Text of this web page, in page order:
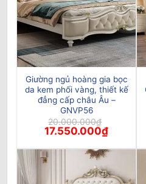
Giường ngủ hoàng gia bọc
da kem phối vàng, thiết kế
đẳng cấp châu Âu –
GNVP56
20.000.000₫
Giá
gốc
là:
20.000.000₫.
17.550.000₫Giá
tại
là: